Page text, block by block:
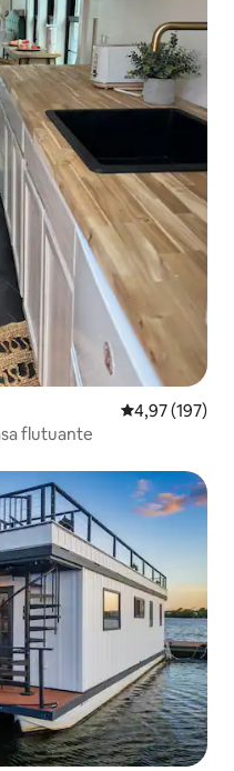
4,97 de uma
4,97 (197)
flutuante